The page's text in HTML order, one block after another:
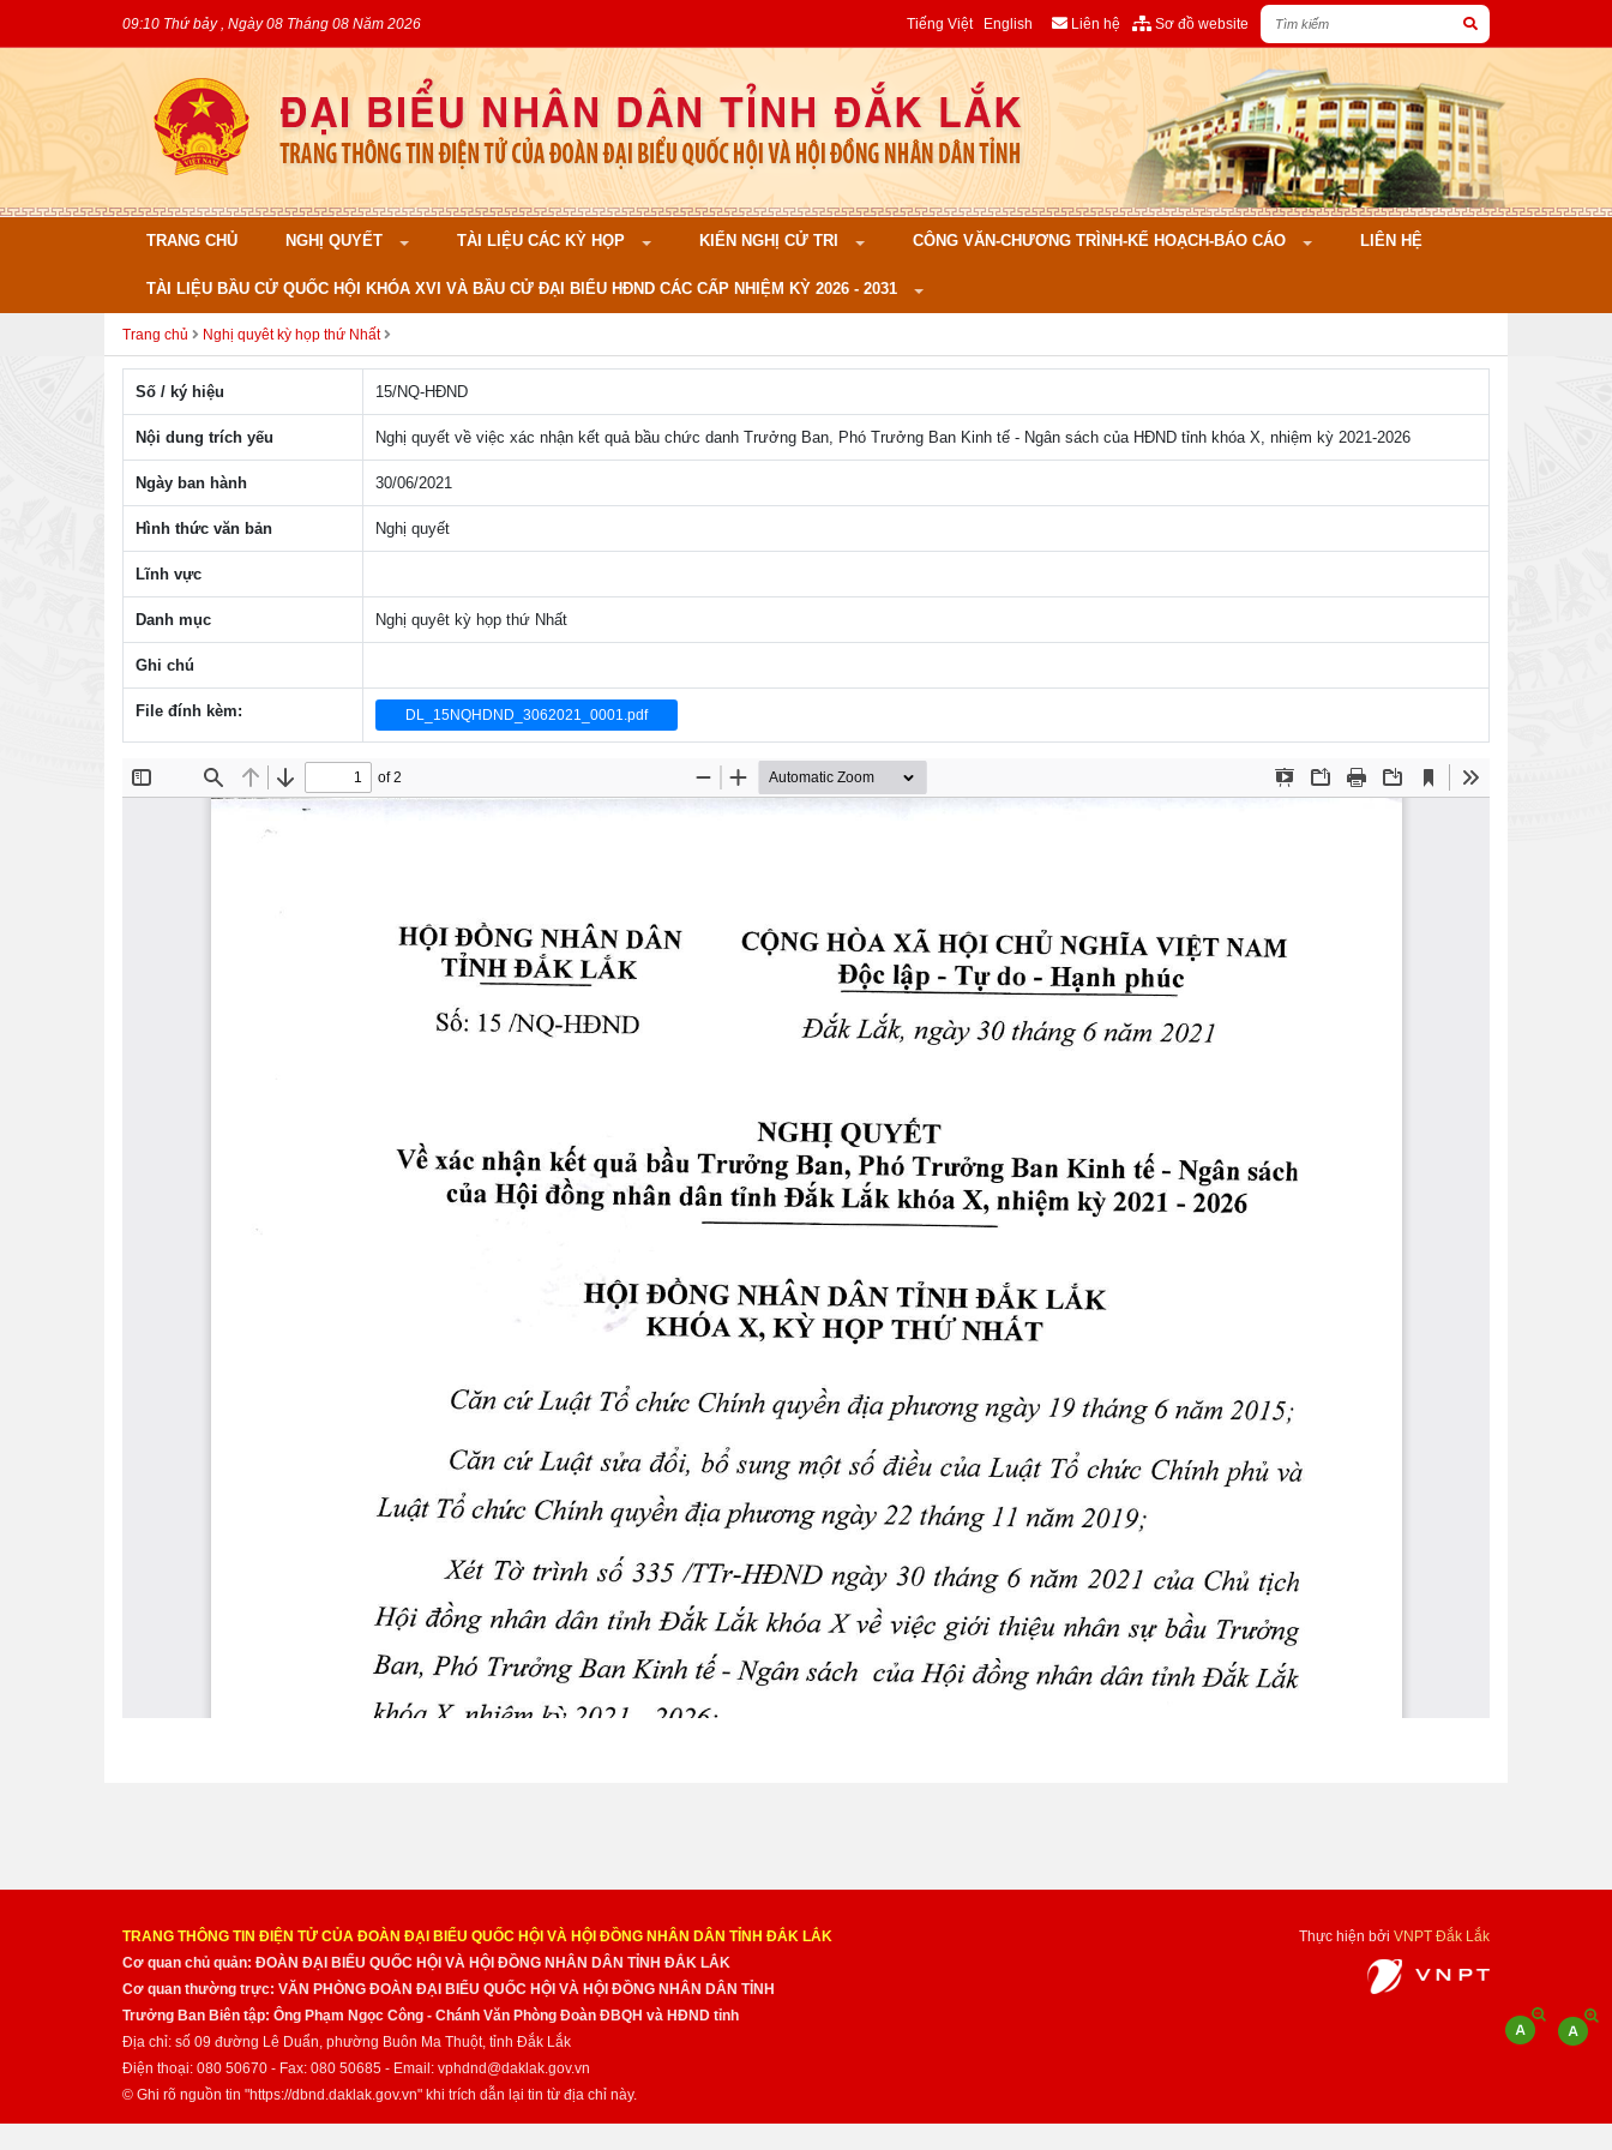
09:10 Thứ bảy , Ngày 08 Tháng 08 Năm 2026 Tiếng Việt English Liên hệ Sơ đồ website
TRANG CHỦ NGHỊ QUYẾT TÀI LIỆU CÁC KỲ HỌP KIẾN NGHỊ CỬ TRI CÔNG VĂN-CHƯƠNG TRÌNH-KẾ HOẠCH-BÁO CÁO LIÊN HỆ
TÀI LIỆU BẦU CỬ QUỐC HỘI KHÓA XVI VÀ BẦU CỬ ĐẠI BIỂU HĐND CÁC CẤP NHIỆM KỲ 2026 - 2031
Trang chủ Nghị quyêt kỳ họp thứ Nhất
Số / ký hiệu 15/NQ-HÐND
Nội dung trích yếu Nghị quyết về việc xác nhận kết quả bầu chức danh Trưởng Ban, Phó Trưởng Ban Kinh tế - Ngân sách của HĐND tỉnh khóa X, nhiệm kỳ 2021-2026
Ngày ban hành 30/06/2021
Hình thức văn bản Nghị quyết
Lĩnh vực
Danh mục Nghị quyêt kỳ họp thứ Nhất
Ghi chú
File đính kèm: DL_15NQHDND_3062021_0001.pdf
TRANG THÔNG TIN ĐIỆN TỬ CỦA ĐOÀN ĐẠI BIỂU QUỐC HỘI VÀ HỘI ĐỒNG NHÂN DÂN TỈNH ĐẮK LẮK
Cơ quan chủ quản: ĐOÀN ĐẠI BIỂU QUỐC HỘI VÀ HỘI ĐỒNG NHÂN DÂN TỈNH ĐẮK LẮK
Cơ quan thường trực: VĂN PHÒNG ĐOÀN ĐẠI BIỂU QUỐC HỘI VÀ HỘI ĐỒNG NHÂN DÂN TỈNH
Trưởng Ban Biên tập: Ông Phạm Ngọc Công - Chánh Văn Phòng Đoàn ĐBQH và HĐND tỉnh
Địa chỉ: số 09 đường Lê Duẩn, phường Buôn Ma Thuột, tỉnh Đắk Lắk
Điện thoại: 080 50670 - Fax: 080 50685 - Email: vphdnd@daklak.gov.vn
© Ghi rõ nguồn tin "https://dbnd.daklak.gov.vn" khi trích dẫn lại tin từ địa chỉ này.
Thực hiện bởi VNPT Đắk Lắk